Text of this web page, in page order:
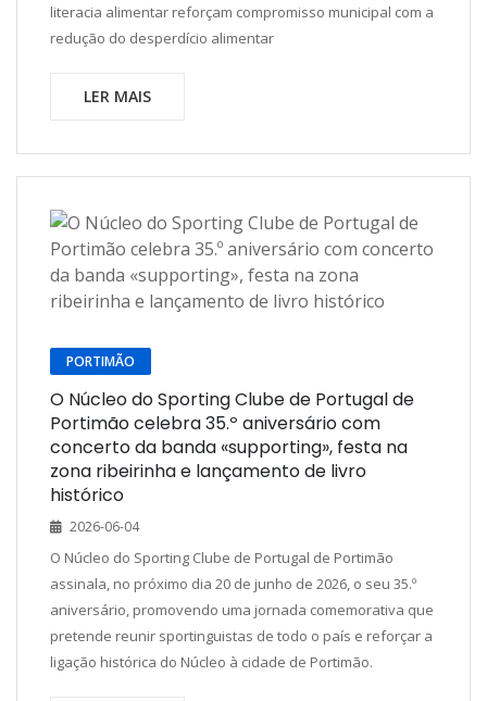
literacia alimentar reforçam compromisso municipal com a
redução do desperdício alimentar
LER MAIS
PORTIMÃO
O Núcleo do Sporting Clube de Portugal de
Portimão celebra 35.º aniversário com
concerto da banda «supporting», festa na
zona ribeirinha e lançamento de livro
histórico
2026-06-04
O Núcleo do Sporting Clube de Portugal de Portimão
assinala, no próximo dia 20 de junho de 2026, o seu 35.º
aniversário, promovendo uma jornada comemorativa que
pretende reunir sportinguistas de todo o país e reforçar a
ligação histórica do Núcleo à cidade de Portimão.